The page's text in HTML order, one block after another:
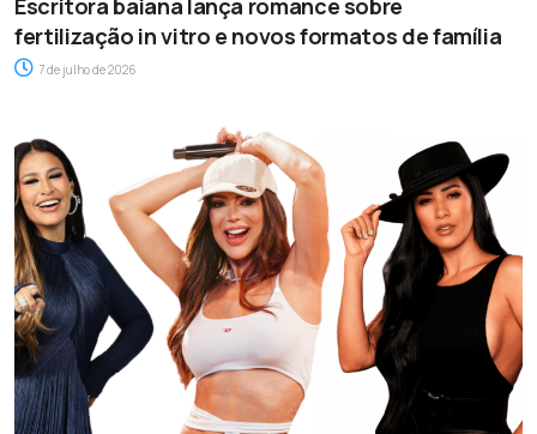
Escritora baiana lança romance sobre
fertilização in vitro e novos formatos de família
7 de julho de 2026